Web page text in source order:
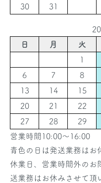
30
31
日
月 火
1
6
7 8
13
14 15
20
21 22
27
28 29
営業時間10:00〜16:00
青色の日は発送業務はお
休業日、営業時間外のお
送業務はお休みさせて頂